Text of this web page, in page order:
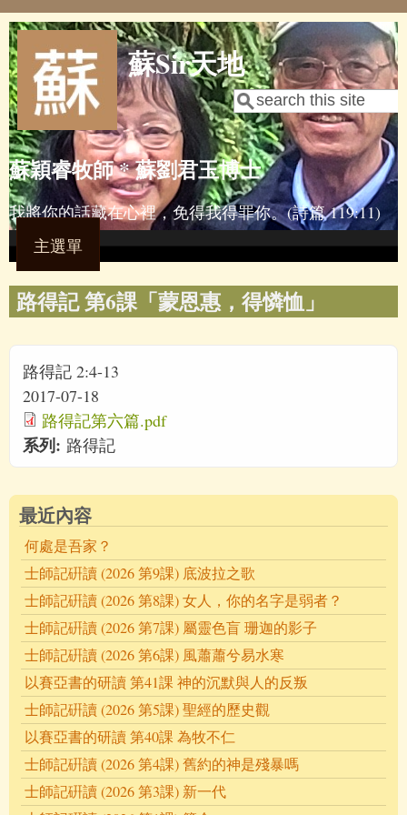
Skip to main content
蘇Sir天地
Search form
Search
蘇穎睿牧師 * 蘇劉君玉博士
我將你的話藏在心裡，免得我得罪你。(詩篇 119:11)
主選單
路得記 第6課「蒙恩惠，得憐恤」
路得記 2:4-13
2017-07-18
路得記第六篇.pdf
系列: 路得記
最近內容
何處是吾家？
士師記硏讀 (2026 第9課) 底波拉之歌
士師記硏讀 (2026 第8課) 女人，你的名字是弱者？
士師記硏讀 (2026 第7課) 屬靈色盲 珊迦的影子
士師記硏讀 (2026 第6課) 風蕭蕭兮易水寒
以賽亞書的研讀 第41課 神的沉默與人的反叛
士師記硏讀 (2026 第5課) 聖經的歷史觀
以賽亞書的研讀 第40課 為牧不仁
士師記硏讀 (2026 第4課) 舊約的神是殘暴嗎
士師記硏讀 (2026 第3課) 新一代